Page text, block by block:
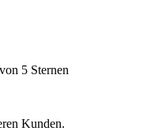
5 Sternen
Kunden.